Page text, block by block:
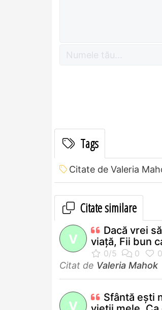
Tags
Citate de Valeria
Citate similare
V
Dacă vrei
viaţă, Fii bun
Citat de Valeria Mahok
V
Sfântă eşti